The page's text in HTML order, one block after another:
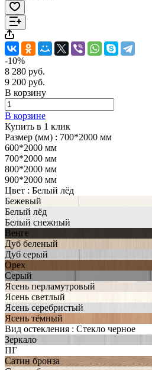
-10%
8 280 руб.
9 200 руб.
В корзину
В корзине
Купить в 1 клик
Размер (мм) : 700*2000 мм
600*2000 мм
700*2000 мм
800*2000 мм
900*2000 мм
Цвет : Белый лёд
Бежевый
Белый лёд
Белый снежный
Венге
Дуб беленый
Дуб серый
Орех
Серый
Ясень перламутровый
Ясень светлый
Ясень серебристый
Ясень тёмный
Вид остекления : Стекло черное
Зеркало
ПГ
Сатин бронза